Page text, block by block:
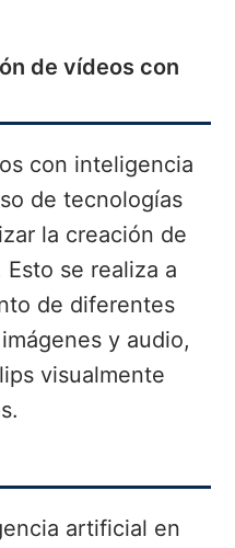
de vídeos con
con inteligencia
de tecnologías
la creación de
se realiza a
de diferentes
y audio,
visualmente
artificial en